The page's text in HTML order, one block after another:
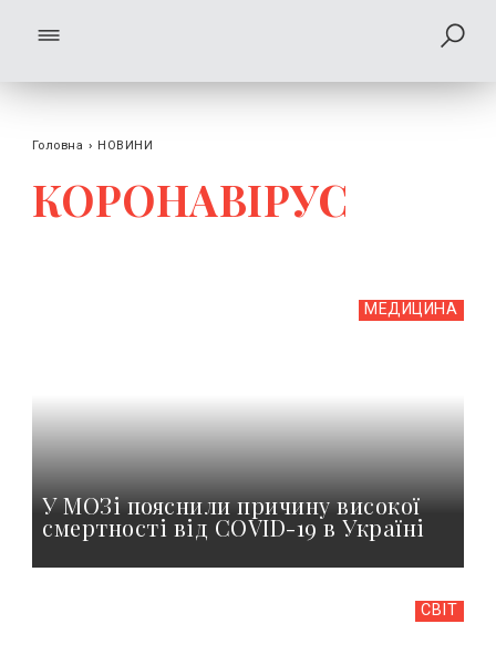
Головна › НОВИНИ
КОРОНАВIРУС
МЕДИЦИНА
У МОЗі пояснили причину високої
смертності від COVID-19 в Україні
СВІТ